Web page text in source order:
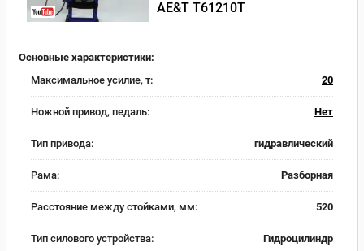
AE&T T61210T
Основные характеристики:
Максимальное усилие, т:
20
Ножной привод, педаль: Нет
Тип привода: гидравлический
Рама: Разборная
Расстояние между стойками, мм: 520
Тип силового устройства: Гидроцилиндр